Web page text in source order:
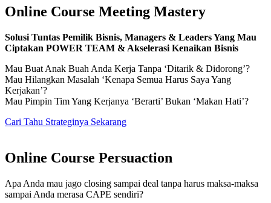
Online Course Meeting Mastery
Solusi Tuntas Pemilik Bisnis, Managers & Leaders Yang Mau
Ciptakan POWER TEAM & Akselerasi Kenaikan Bisnis
Mau Buat Anak Buah Anda Kerja Tanpa ‘Ditarik & Didorong’?
Mau Hilangkan Masalah ‘Kenapa Semua Harus Saya Yang
Kerjakan’?
Mau Pimpin Tim Yang Kerjanya ‘Berarti’ Bukan ‘Makan Hati’?
Cari Tahu Strateginya Sekarang
Online Course Persuaction
Apa Anda mau jago closing sampai deal tanpa harus maksa-maksa
sampai Anda merasa CAPE sendiri?